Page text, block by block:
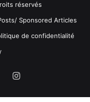
réservés
Sponsored Articles
de confidentialité
Instagram